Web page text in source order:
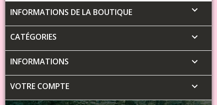
INFORMATIONS DE LA BOUTIQUE 
CATÉGORIES 
INFORMATIONS 
VOTRE COMPTE 